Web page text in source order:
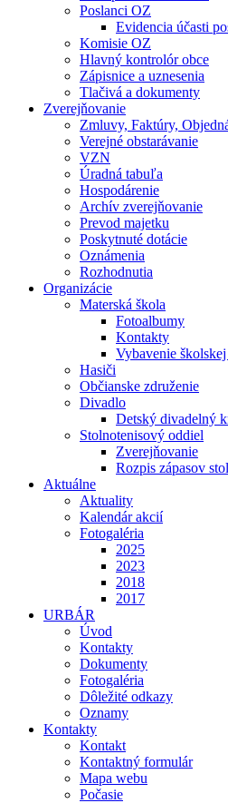
Poslanci OZ
Evidencia účasti
Komisie OZ
Hlavný kontrolór obce
Zápisnice a uznesenia
Tlačivá a dokumenty
Zverejňovanie
Zmluvy, Faktúry,
Verejné obstarávanie
VZN
Úradná tabuľa
Hospodárenie
Archív zverejňovanie
Prevod majetku
Poskytnuté dotácie
Oznámenia
Rozhodnutia
Organizácie
Materská škola
Fotoalbumy
Kontakty
Vybavenie
Hasiči
Občianske združenie
Divadlo
Detský divadelný
Stolnotenisový oddiel
Zverejňovanie
Rozpis zápasov
Aktuálne
Aktuality
Kalendár akcií
Fotogaléria
2025
2023
2018
2017
URBÁR
Úvod
Kontakty
Dokumenty
Fotogaléria
Dôležité odkazy
Oznamy
Kontakty
Kontakt
Kontaktný formulár
Mapa webu
Počasie